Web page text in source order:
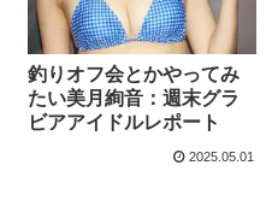
釣りオフ会とかやってみ
たい美月絢音：週末グラ
ビアアイドルレポート
2025.05.01